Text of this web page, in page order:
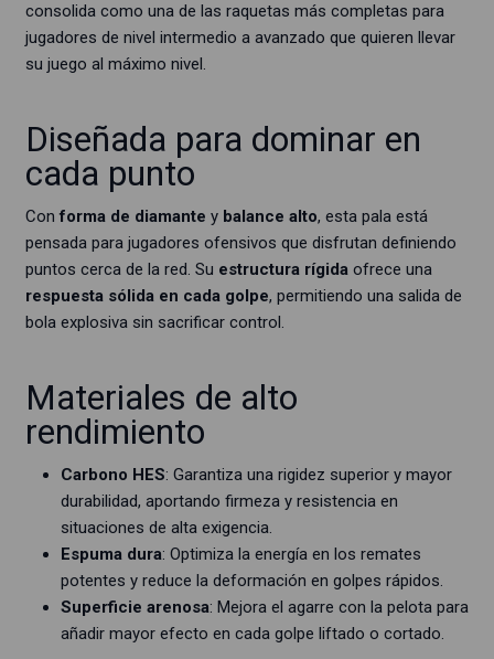
consolida como una de las raquetas más completas para
jugadores de nivel intermedio a avanzado que quieren llevar
su juego al máximo nivel.
Diseñada para dominar en
cada punto
Conforma de diamante y balance alto, esta pala está
pensada para jugadores ofensivos que disfrutan definiendo
puntos cerca de la red. Su estructura rígidaofrece una
respuesta sólida en cada golpe, permitiendo una salida de
bola explosiva sin sacrificar control.
Materiales de alto
rendimiento
Carbono HES: Garantiza una rigidez superior y mayor
durabilidad, aportando firmeza y resistencia en
situaciones de alta exigencia.
Espuma dura: Optimiza la energía en los remates
potentes y reduce la deformación en golpes rápidos.
Superficie arenosa: Mejora el agarre con la pelota para
añadir mayor efecto en cada golpe liftado o cortado.